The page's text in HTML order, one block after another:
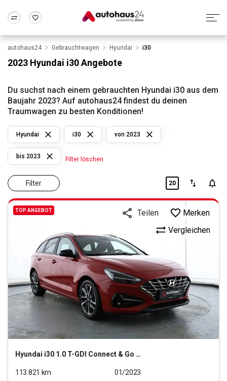
Wir bewerten dein Auto
Alle Fragen & Antworten
Rund um die Inzahlungnahme
Frankfurt Wuppertal
autohaus24 Gebrauchtwagen Hyundai i30
2023 Hyundai i30 Angebote
Du suchst nach einem gebrauchten Hyundai i30 aus dem
Baujahr 2023? Auf autohaus24 findest du deinen
Traumwagen zu besten Konditionen!
Filter
Hyundai i30 von 2023
bis 2023 Filter löschen
20
TOP ANGEBOT
Hyundai i30 1.0 T-GDI Connect & Go (EURO 6d)(OPF)
Vergleichen
Teilen Merken
113.821 km
01/2023